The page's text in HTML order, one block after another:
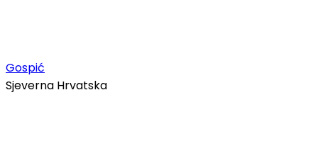
Gospić
Sjeverna Hrvatska